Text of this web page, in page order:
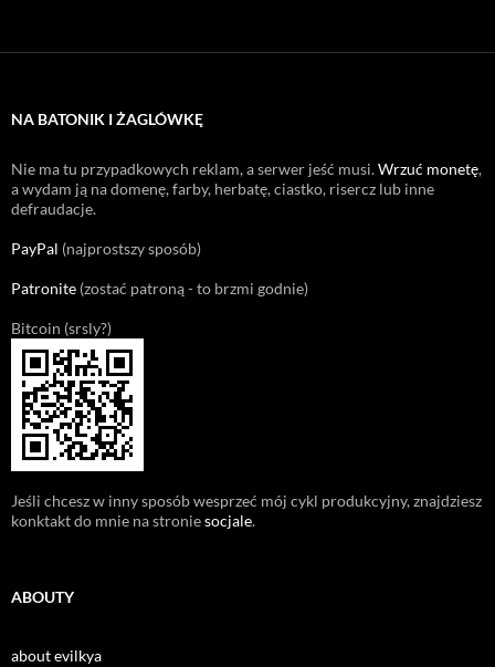
NA BATONIK I ŻAGLÓWKĘ
Nie ma tu przypadkowych reklam, a serwer jeść musi.Wrzuć monetę,
a wydam ją na domenę, farby, herbatę, ciastko, risercz lub inne
defraudacje.
PayPal (najprostszy sposób)
Patronite (zostać patroną - to brzmi godnie)
Bitcoin (srsly?)
Jeśli chcesz w inny sposób wesprzeć mój cykl produkcyjny, znajdziesz
konktakt do mnie na stroniesocjale.
ABOUTY
about evilkya